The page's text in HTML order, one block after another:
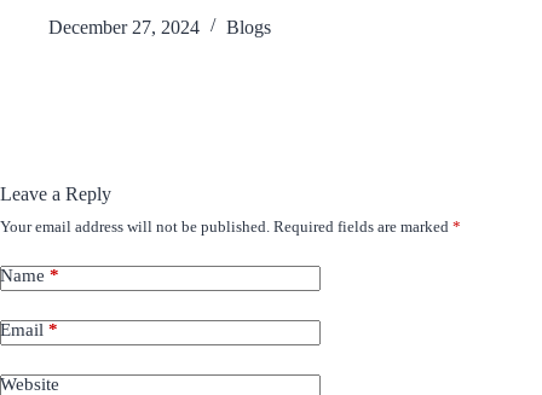
December 27, 2024
Blogs
Leave a Reply
Your email address will not be published. Required fields are marked *
Name *
Email *
Website